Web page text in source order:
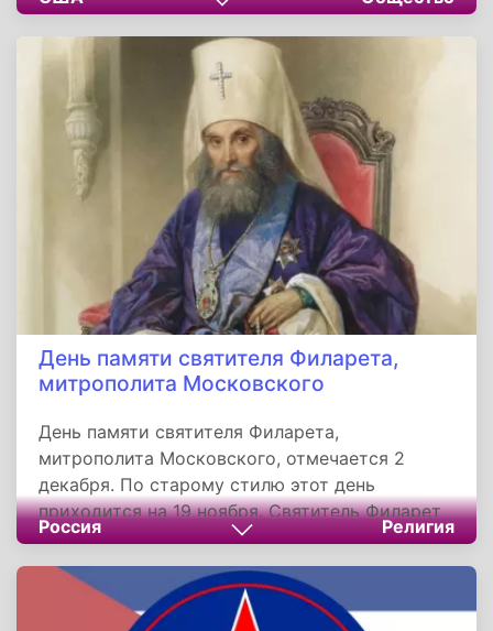
Коллин Пейдж.
День памяти святителя Филарета,
митрополита Московского
День памяти святителя Филарета,
митрополита Московского, отмечается 2
декабря. По старому стилю этот день
приходится на 19 ноября. Святитель Филарет
родился в семье коломенского диакона.
Первоначальное образование будущий
Святитель получил в Коломенской семинарии,
затем, с 1800 года, в Троицкой Лаврской
Россия Религия